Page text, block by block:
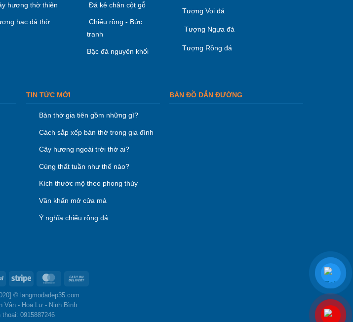
hương thờ thiên
hạc đá thờ
Đá kê chân cột gỗ
Chiếu rồng - Bức
tranh
Bậc đá nguyên khối
Tượng Voi đá
Tượng Ngựa đá
Tượng Rồng đá
TIN TỨC MỚI
Bàn thờ gia tiên gồm những gì?
Cách sắp xếp bàn thờ trong gia đình
Cây hương ngoài trời thờ ai?
Cúng thất tuần như thế nào?
Kích thước mộ theo phong thủy
Văn khấn mở cửa mả
Ý nghĩa chiếu rồng đá
BẢN ĐỒ DẪN ĐƯỜNG
© langmodadep35.com
Vân - Hoa Lư - Ninh Bình
thoại: 0915887246